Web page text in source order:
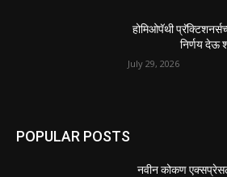
होमिओपॅथी
निर्णय देऊ
July 29, 2026
POPULAR POSTS
नवीन कोकण